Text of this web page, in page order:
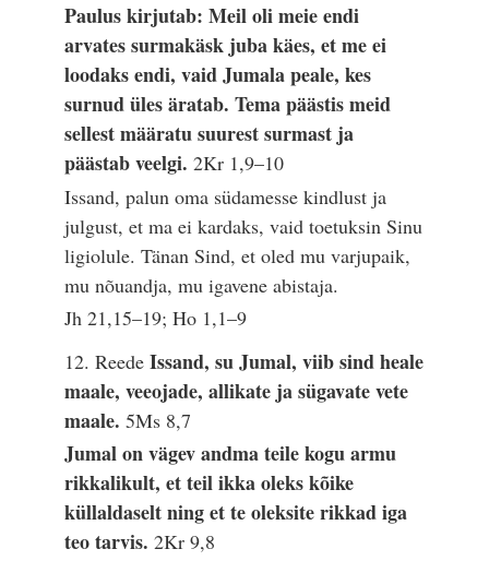
Paulus kirjutab: Meil oli meie endi
arvates surmakäsk juba käes, et me ei
loodaks endi, vaid Jumala peale, kes
surnud üles äratab. Tema päästis meid
sellest määratu suurest surmast ja
päästab veelgi.2Kr 1,9–10
Issand, palun oma südamesse kindlust ja
julgust, et ma ei kardaks, vaid toetuksin Sinu
ligiolule. Tänan Sind, et oled mu varjupaik,
mu nõuandja, mu igavene abistaja.
Jh 21,15–19; Ho 1,1–9
12. ReedeIssand, su Jumal, viib sind heale
maale, veeojade, allikate ja sügavate vete
maale.5Ms 8,7
Jumal on vägev andma teile kogu armu
rikkalikult, et teil ikka oleks kõike
küllaldaselt ning et te oleksite rikkad iga
teo tarvis.2Kr 9,8